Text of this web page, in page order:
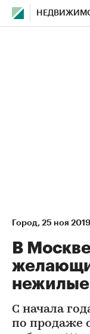
Город⁠, 25 ноя
В
нежилые
С начала
по продаже